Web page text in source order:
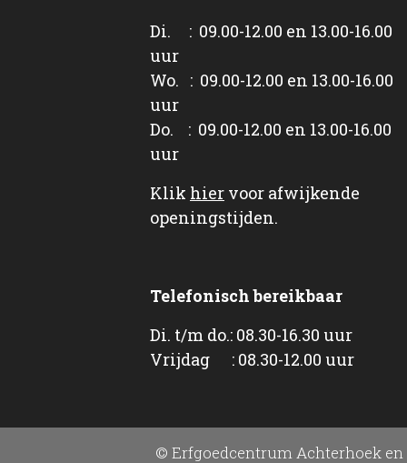
Di. : 09.00-12.00 en 13.00-16.00
uur
Wo. : 09.00-12.00 en 13.00-16.00
uur
Do. : 09.00-12.00 en 13.00-16.00
uur
Klik hier voor afwijkende
openingstijden.
Telefonisch bereikbaar
Di. t/m do.: 08.30-16.30 uur
Vrijdag : 08.30-12.00 uur
© Erfgoedcentrum Achterhoek en